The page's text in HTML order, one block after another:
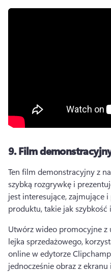
9.Film
Ten film demonstracyjny z
szybką rozgrywkę i
jest interesujące, zajmujące
produktu, takie jak szybkość
Utwórz wideo promocyjne
lejka sprzedażowego,
online w edytorze
jednocześnie obraz z